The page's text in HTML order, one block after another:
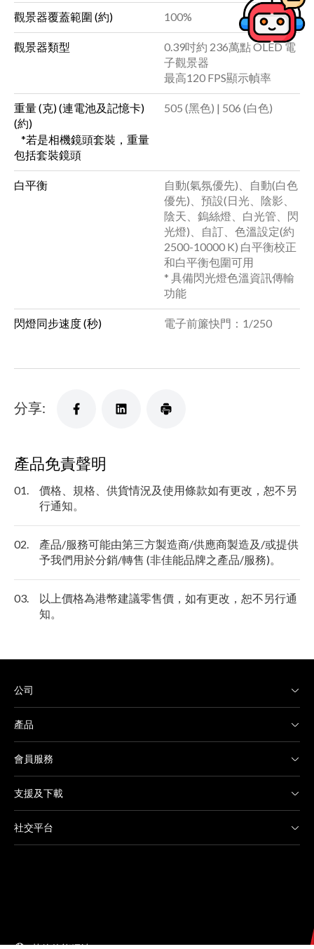
觀景器覆蓋範圍 (約) 100%
觀景器類型
0.39吋約 236萬點 OLED 電
子觀景器
最高120 FPS顯示幀率
重量 (克) (連電池及記憶卡)
(約)
*若是相機鏡頭套裝，重量
包括套裝鏡頭
505 (黑色) | 506 (白色)
白平衡
自動(氣氛優先)、自動(白色
優先)、預設(日光、陰影、
陰天、鎢絲燈、白光管、閃
光燈)、自訂、色溫設定(約
2500-10000 K) 白平衡校正
和白平衡包圍可用
* 具備閃光燈色溫資訊傳輸
功能
閃燈同步速度 (秒) 電子前簾快門：1/250
分享:
產品免責聲明
01.
價格、規格、供貨情況及使用條款如有更改，恕不另
行通知。
02.
產品/服務可能由第三方製造商/供應商製造及/或提供
予我們用於分銷/轉售 (非佳能品牌之產品/服務)。
03.
以上價格為港幣建議零售價，如有更改，恕不另行通
知。
公司
產品
會員服務
支援及下載
社交平台